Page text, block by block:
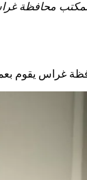
لمكتب محافظة
غراس يقوم